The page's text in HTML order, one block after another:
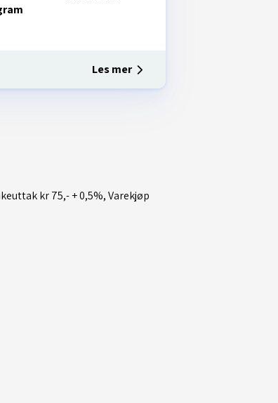
Les mer
kr 75,- + 0,5%, Varekjøp